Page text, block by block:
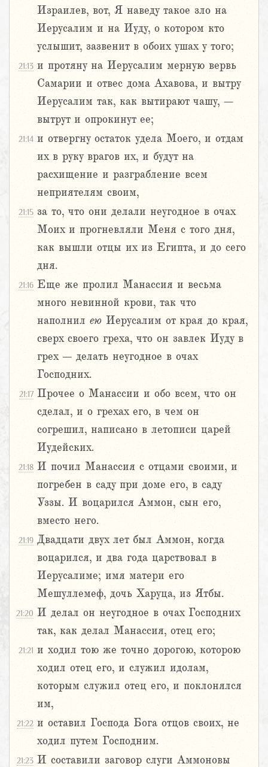
Израилев, вот, Я наведу такое зло на
Иерусалим и на Иуду, о котором кто
услышит, зазвенит в обоих ушах у того;
21:13 и протяну на Иерусалим мерную вервь
Самарии и отвес дома Ахавова, и вытру
Иерусалим так, как вытирают чашу, –
вытрут и опрокинут ее;
21:14 и отвергну остаток удела Моего, и отдам
их в руку врагов их, и будут на
расхищение и разграбление всем
неприятелям своим,
21:15 за то, что они делали неугодное в очах
Моих и прогневляли Меня с того дня,
как вышли отцы их из Египта, и до сего
дня.
21:16 Еще же пролил Манассия и весьма
много невинной крови, так что
наполнил ею Иерусалим от края до края,
сверх своего греха, что он завлек Иуду в
грех – делать неугодное в очах
Господних.
21:17 Прочее о Манассии и обо всем, что он
сделал, и о грехах его, в чем он
согрешил, написано в летописи царей
Иудейских.
21:18 И почил Манассия с отцами своими, и
погребен в саду при доме его, в саду
Уззы. И воцарился Аммон, сын его,
вместо него.
21:19 Двадцати двух лет был Аммон, когда
воцарился, и два года царствовал в
Иерусалиме; имя матери его
Мешуллемеф, дочь Харуца, из Ятбы.
21:20 И делал он неугодное в очах Господних
так, как делал Манассия, отец его;
21:21 и ходил тою же точно дорогою, которою
ходил отец его, и служил идолам,
которым служил отец его, и поклонялся
им,
21:22 и оставил Господа Бога отцов своих, не
ходил путем Господним.
21:23 И составили заговор слуги Аммоновы